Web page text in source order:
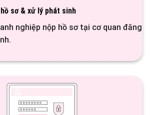
sơ & xử lý phát sinh
nghiệp nộp hồ sơ tại cơ quan đăng